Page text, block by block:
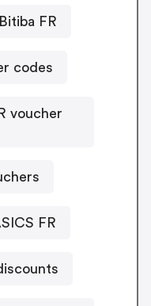
FR
codes
voucher
FR